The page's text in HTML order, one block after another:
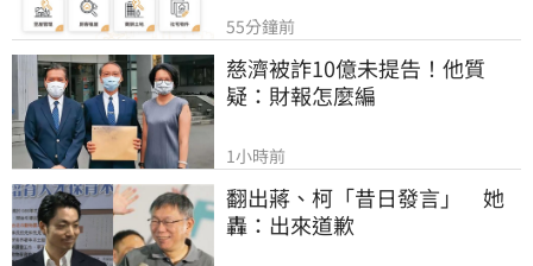
55分鐘前
慈濟被詐10億未提告！他質
疑：財報怎麼編
1小時前
翻出蔣、柯「昔日發言」　她
轟：出來道歉